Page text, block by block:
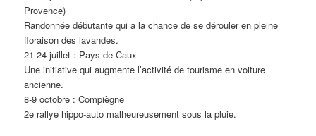
Provence)
Randonnée débutante qui a la chance de se dérouler en pleine
floraison des lavandes.
21-24 juillet : Pays de Caux
Une initiative qui augmente l’activité de tourisme en voiture
ancienne.
8-9 octobre : Compiègne
2e rallye hippo-auto malheureusement sous la pluie.